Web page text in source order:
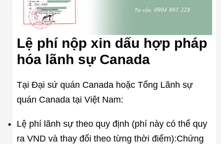
Lệ phí nộp xin dấu hợp pháp
hóa lãnh sự Canada
Tại Đại sứ quán Canada hoặc Tổng Lãnh sự
quán Canada tại Việt Nam:
Lệ phí lãnh sự theo quy định (phí này có thể quy
ra VND và thay đổi theo từng thời điểm):Chứng